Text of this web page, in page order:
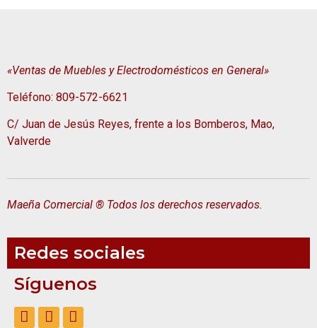
«Ventas de Muebles y Electrodomésticos en General»
Teléfono: 809-572-6621
C/ Juan de Jesús Reyes, frente a los Bomberos, Mao,
Valverde
Maeña Comercial ® Todos los derechos reservados.
Redes sociales
Síguenos